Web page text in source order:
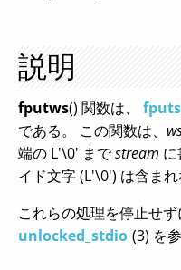
説明
fputws() 関数は、 fputs
である。 この関数は、
端の L'\0' までstream
イド文字 (L'\0') は含まれ
これらの処理を停止せず
unlocked_stdio (3) を